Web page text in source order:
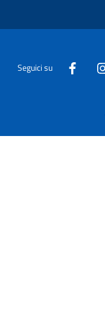
Seguici su